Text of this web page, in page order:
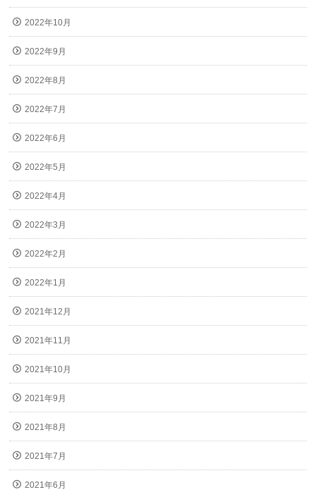
2022年10月
2022年9月
2022年8月
2022年7月
2022年6月
2022年5月
2022年4月
2022年3月
2022年2月
2022年1月
2021年12月
2021年11月
2021年10月
2021年9月
2021年8月
2021年7月
2021年6月